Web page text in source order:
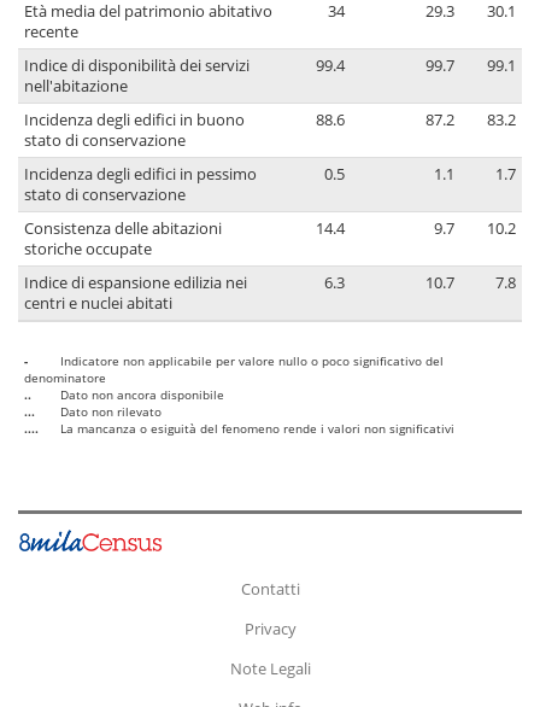
Età media del patrimonio abitativo
recente
34 29.3 30.1
Indice di disponibilità dei servizi
nell'abitazione
99.4 99.7 99.1
Incidenza degli edifici in buono
stato di conservazione
88.6 87.2 83.2
Incidenza degli edifici in pessimo
stato di conservazione
0.5 1.1 1.7
Consistenza delle abitazioni
storiche occupate
14.4 9.7 10.2
Indice di espansione edilizia nei
centri e nuclei abitati
6.3 10.7 7.8
-
Indicatore non applicabile per valore nullo o poco significativo del
denominatore
..
Dato non ancora disponibile
...
Dato non rilevato
....
La mancanza o esiguità del fenomeno rende i valori non significativi
Contatti
Privacy
Note Legali